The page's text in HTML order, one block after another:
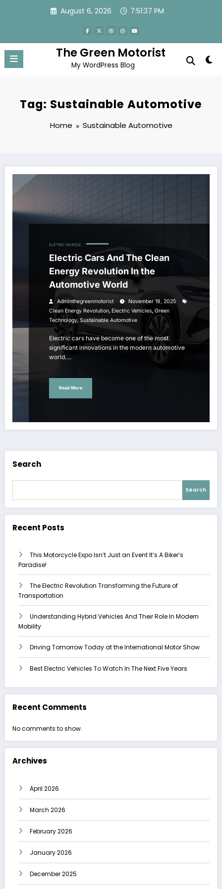
August 6, 2026 7:51:37 PM
The Green Motorist
My WordPress Blog
Tag: Sustainable Automotive
Home Sustainable Automotive
ELETRIC VEHICLE
Electric Cars And The Clean
Energy Revolution In the
Automotive World
Adminthegreenmotorist
November 18, 2025
Clean Energy Revolution, Electric Vehicles, Green
Technology, Sustainable Automotive
Electric cars have become one of the most
significant innovations in the modern automotive
world.…
Read More
Search
Search
Recent Posts
This Motorcycle Expo Isn’t Just an Event It’s A Biker’s
Paradise!
The Electric Revolution Transforming the Future of
Transportation
Understanding Hybrid Vehicles And Their Role In Modern
Mobility
Driving Tomorrow Today at the International Motor Show
Best Electric Vehicles To Watch In The Next Five Years
Recent Comments
No comments to show.
Archives
April 2026
March 2026
February 2026
January 2026
December 2025